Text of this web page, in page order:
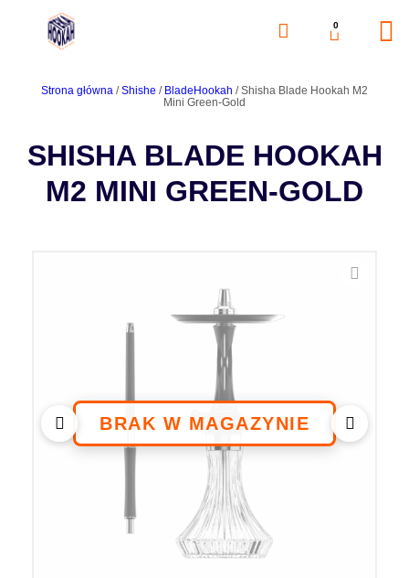
0
Strona główna /Shishe / BladeHookah / Shisha Blade Hookah M2
Mini Green-Gold
SHISHA BLADE HOOKAH
M2 MINI GREEN-GOLD